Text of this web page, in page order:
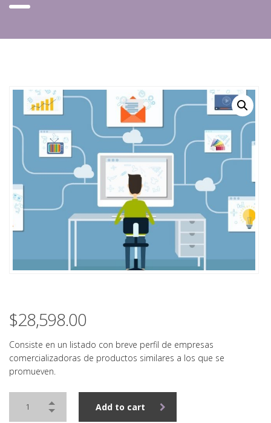
$28,598.00
Consiste en un listado con breve perfil de empresas
comercializadoras de productos similares a los que se
promueven.
Add to cart